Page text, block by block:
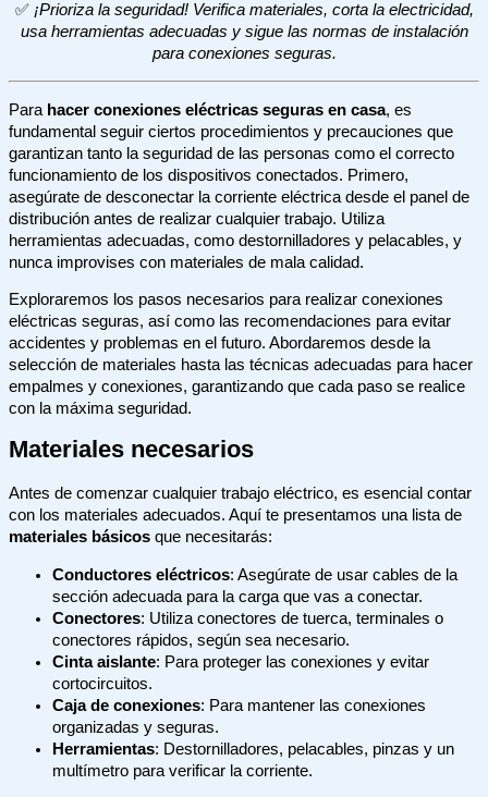
✅ ¡Prioriza la seguridad! Verifica materiales, corta la electricidad,
usa herramientas adecuadas y sigue las normas de instalación
para conexiones seguras.
Para hacer conexiones eléctricas seguras en casa, es
fundamental seguir ciertos procedimientos y precauciones que
garantizan tanto la seguridad de las personas como el correcto
funcionamiento de los dispositivos conectados. Primero,
asegúrate de desconectar la corriente eléctrica desde el panel de
distribución antes de realizar cualquier trabajo. Utiliza
herramientas adecuadas, como destornilladores y pelacables, y
nunca improvises con materiales de mala calidad.
Exploraremos los pasos necesarios para realizar conexiones
eléctricas seguras, así como las recomendaciones para evitar
accidentes y problemas en el futuro. Abordaremos desde la
selección de materiales hasta las técnicas adecuadas para hacer
empalmes y conexiones, garantizando que cada paso se realice
con la máxima seguridad.
Materiales necesarios
Antes de comenzar cualquier trabajo eléctrico, es esencial contar
con los materiales adecuados. Aquí te presentamos una lista de
materiales básicos que necesitarás:
Conductores eléctricos: Asegúrate de usar cables de la
sección adecuada para la carga que vas a conectar.
Conectores: Utiliza conectores de tuerca, terminales o
conectores rápidos, según sea necesario.
Cinta aislante: Para proteger las conexiones y evitar
cortocircuitos.
Caja de conexiones: Para mantener las conexiones
organizadas y seguras.
Herramientas: Destornilladores, pelacables, pinzas y un
multímetro para verificar la corriente.